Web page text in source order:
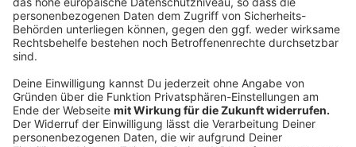
09:04 Uhr - Salzbergen: Testzentrum für
Hier ist gestern eines der größten Testzentren für
Elektroauto-Batterien in Europa eröffnet worden. Der
Betreiber hat mehr als 60 Millionen Euro investiert. Das